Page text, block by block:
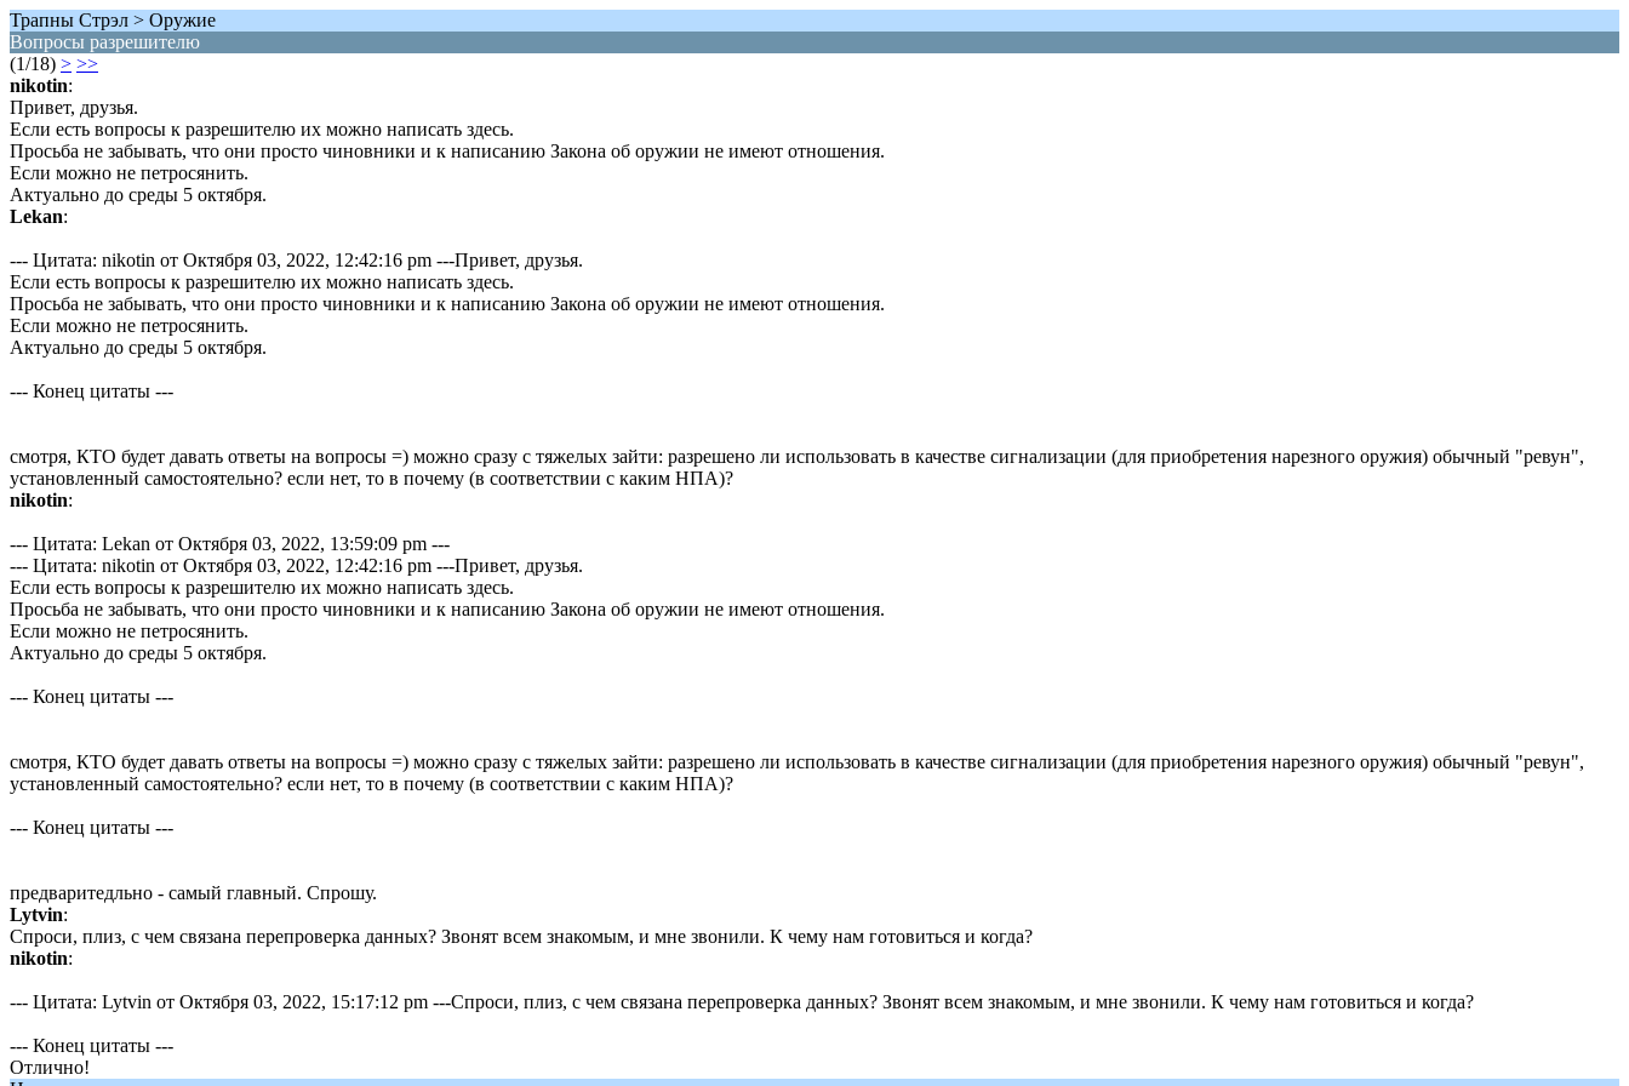
Трапны Стрэл > Оружие
Вопросы разрешителю
(1/18) > >>
nikotin:
Привет, друзья.
Если есть вопросы к разрешителю их можно написать здесь.
Просьба не забывать, что они просто чиновники и к написанию Закона об оружии не имеют отношения.
Если можно не петросянить.
Актуально до среды 5 октября.
Lekan:
--- Цитата: nikotin от Октября 03, 2022, 12:42:16 pm ---Привет, друзья.
Если есть вопросы к разрешителю их можно написать здесь.
Просьба не забывать, что они просто чиновники и к написанию Закона об оружии не имеют отношения.
Если можно не петросянить.
Актуально до среды 5 октября.
--- Конец цитаты ---
смотря, КТО будет давать ответы на вопросы =) можно сразу с тяжелых зайти: разрешено ли использовать в качестве сигнализации (для приобретения нарезного оружия) обычный "ревун",
установленный самостоятельно? если нет, то в почему (в соответствии с каким НПА)?
nikotin:
--- Цитата: Lekan от Октября 03, 2022, 13:59:09 pm ---
--- Цитата: nikotin от Октября 03, 2022, 12:42:16 pm ---Привет, друзья.
Если есть вопросы к разрешителю их можно написать здесь.
Просьба не забывать, что они просто чиновники и к написанию Закона об оружии не имеют отношения.
Если можно не петросянить.
Актуально до среды 5 октября.
--- Конец цитаты ---
смотря, КТО будет давать ответы на вопросы =) можно сразу с тяжелых зайти: разрешено ли использовать в качестве сигнализации (для приобретения нарезного оружия) обычный "ревун",
установленный самостоятельно? если нет, то в почему (в соответствии с каким НПА)?
--- Конец цитаты ---
предваритедльно - самый главный. Спрошу.
Lytvin:
Спроси, плиз, с чем связана перепроверка данных? Звонят всем знакомым, и мне звонили. К чему нам готовиться и когда?
nikotin:
--- Цитата: Lytvin от Октября 03, 2022, 15:17:12 pm ---Спроси, плиз, с чем связана перепроверка данных? Звонят всем знакомым, и мне звонили. К чему нам готовиться и когда?
--- Конец цитаты ---
Отлично!